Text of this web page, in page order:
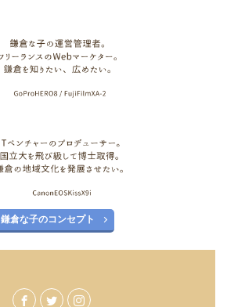
鎌倉な子のコンセプト